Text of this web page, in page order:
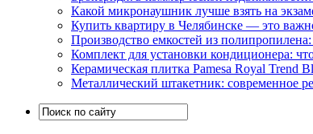
Какой микронаушник лучше взять на
Купить квартиру в Челябинске — это
Производство емкостей из
Комплект для установки кондиционера:
Керамическая плитка Pamesa Royal Trend
Металлический штакетник: современное